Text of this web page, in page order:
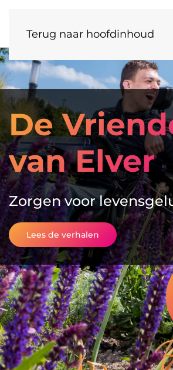
Terug naar hoofdinhoud
De
van Elver
Zorgen voor
Lees de verhalen